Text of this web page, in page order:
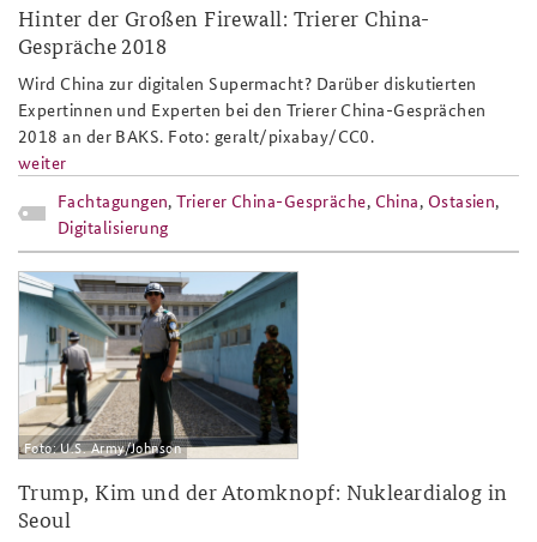
Hinter der Großen Firewall: Trierer China-
Gespräche 2018
Wird China zur digitalen Supermacht? Darüber diskutierten
Expertinnen und Experten bei den Trierer China-Gesprächen
2018 an der BAKS. Foto: geralt/pixabay/CC0.
weiter
Fachtagungen,Trierer China-Gespräche, China, Ostasien,
Digitalisierung
nukleardialog_seoul_slider.png
Foto: U.S. Army/Johnson
Trump, Kim und der Atomknopf: Nukleardialog in
Seoul